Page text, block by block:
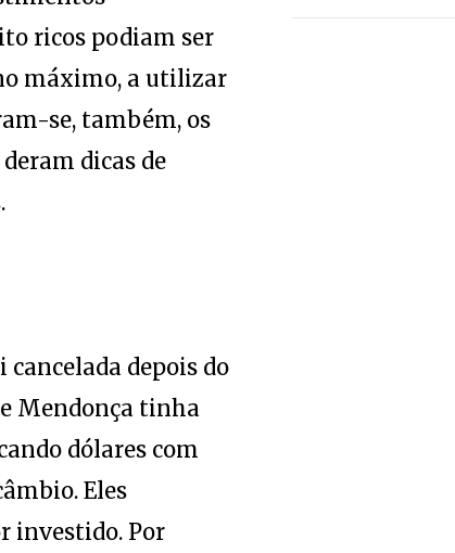
ricos podiam ser
máximo, a utilizar
se, também, os
dicas de
Mendonça tinha
dólares com
Eles
investido. Por